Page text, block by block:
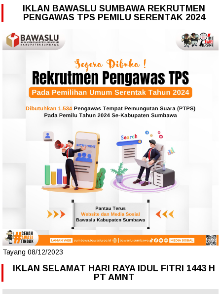
IKLAN BAWASLU SUMBAWA REKRUTMEN
PENGAWAS TPS PEMILU SERENTAK 2024
Tayang 08/12/2023
IKLAN SELAMAT HARI RAYA IDUL FITRI 1443 H
PT AMNT